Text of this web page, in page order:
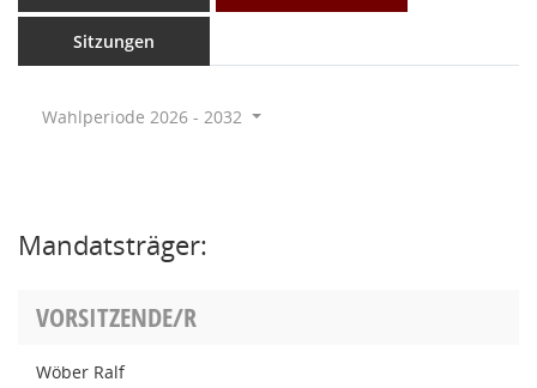
Sitzungen
Wahlperiode 2026 - 2032
Mandatsträger:
VORSITZENDE/R
Wöber Ralf